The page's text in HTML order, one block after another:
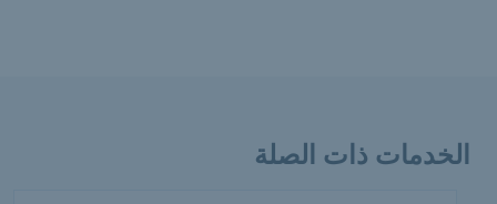
الخدمات ذات الصلة